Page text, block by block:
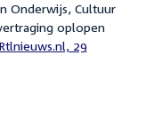
Onderwijs, Cultuur
oplopen
29